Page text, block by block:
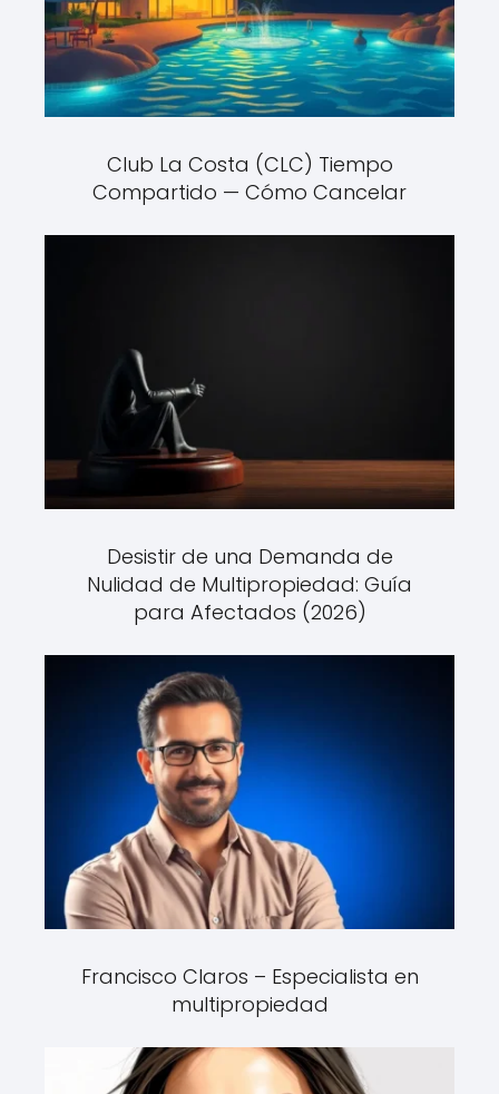
Club La Costa (CLC) Tiempo
Compartido — Cómo Cancelar
Desistir de una Demanda de
Nulidad de Multipropiedad: Guía
para Afectados (2026)
Francisco Claros – Especialista en
multipropiedad